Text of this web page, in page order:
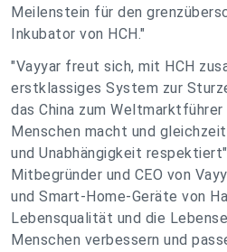
Meilenstein für den
Inkubator von HCH."
"Vayyar freut sich, mit HCH
erstklassiges System zur
das China zum
Menschen macht und
und Unabhängigkeit
Mitbegründer und CEO von
und Smart-Home-Geräte von
Lebensqualität und die
Menschen verbessern und